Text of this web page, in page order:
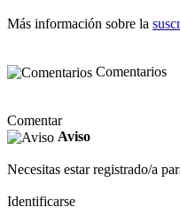
Más información sobre la
Comentarios
Comentar
Aviso
Necesitas estar registrado/a
Identificarse